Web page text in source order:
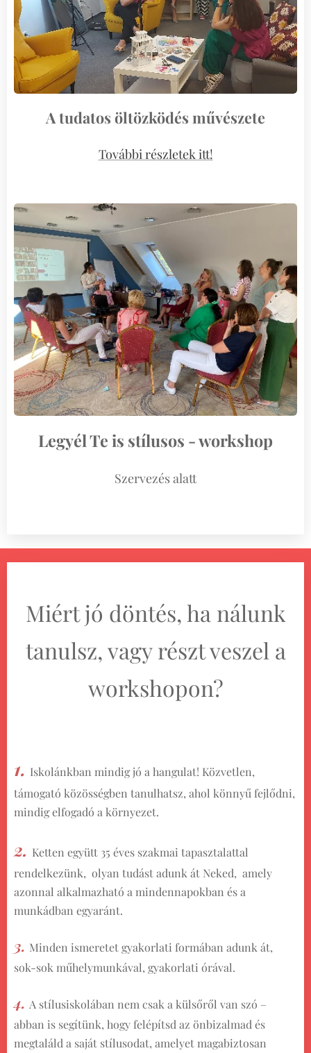
A tudatos öltözködés művészete
További részletek itt!
Legyél Te is stílusos - workshop
Szervezés alatt
Miért jó döntés, ha nálunk
tanulsz, vagy részt veszel a
workshopon?
1. Iskolánkban mindig jó a hangulat! Közvetlen,
támogató közösségben tanulhatsz, ahol könnyű fejlődni,
mindig elfogadó a környezet.
2. Ketten együtt 35 éves szakmai tapasztalattal
rendelkezünk, olyan tudást adunk át Neked, amely
azonnal alkalmazható a mindennapokban és a
munkádban egyaránt.
3. Minden ismeretet gyakorlati formában adunk át,
sok-sok műhelymunkával, gyakorlati órával.
4. A stílusiskolában nem csak a külsőről van szó –
abban is segítünk, hogy felépítsd az önbizalmad és
megtaláld a saját stílusodat, amelyet magabiztosan